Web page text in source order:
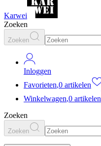
Karwei
Zoeken
Zoeken
Inloggen
Favorieten,0 artikelen
Winkelwagen,0 artikelen
Zoeken
Zoeken